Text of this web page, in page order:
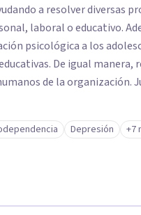
a resolver diversas
laboral o educativo.
psicológica a los
De igual manera,
de la organización.
Depresión +7